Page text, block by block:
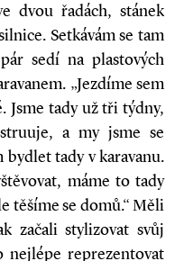
dvou řadách, stánek
Setkávám se tam
sedí na plastových
„Jezdíme sem
Jsme tady už tři týdny,
a my jsme se
tady v kara­vanu.
máme to tady
těšíme se domů.“ Měli
začali stylizovat svůj
nejlépe reprezentovat